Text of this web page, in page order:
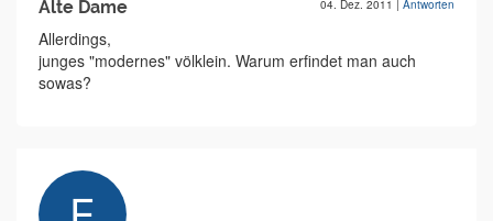
Alte Dame 04. Dez. 2011 | Antworten
Allerdings,
junges "modernes" völklein. Warum erfindet man auch
sowas?